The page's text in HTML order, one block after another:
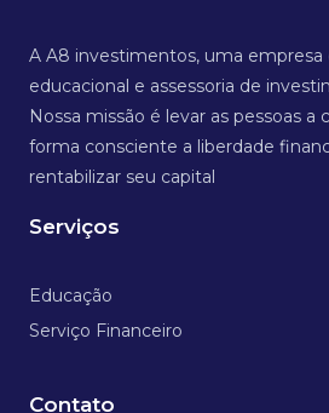
A A8 investimentos, uma empresa
educacional e assessoria de
Nossa missão é levar as pessoas a
forma consciente a liberdade
rentabilizar seu capital
Serviços
Educação
Serviço Financeiro
Contato